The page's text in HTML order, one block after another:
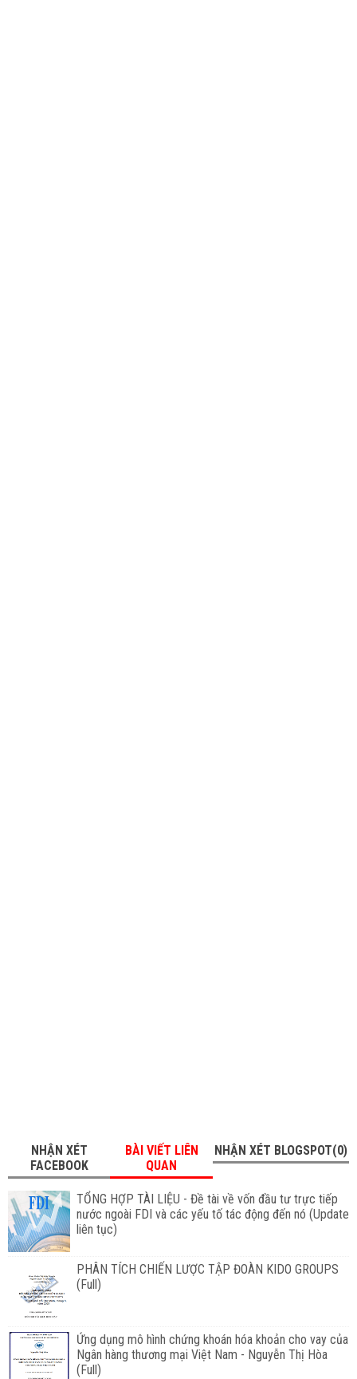
NHẬN XÉT
FACEBOOK
BÀI VIẾT LIÊN
QUAN
NHẬN XÉT BLOGSPOT(0)
TỔNG HỢP TÀI LIỆU - Đề tài về vốn đầu tư trực tiếp
nước ngoài FDI và các yếu tố tác động đến nó (Update
liên tục)
PHÂN TÍCH CHIẾN LƯỢC TẬP ĐOÀN KIDO GROUPS
(Full)
Ứng dụng mô hình chứng khoán hóa khoản cho vay của
Ngân hàng thương mại Việt Nam - Nguyễn Thị Hòa
(Full)